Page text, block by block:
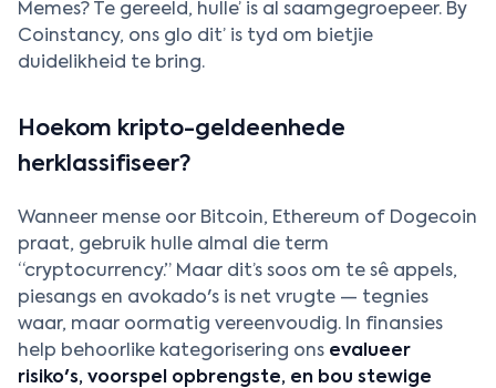
Memes? Te gereeld, hulle’ is al saamgegroepeer. By
Coinstancy, ons glo dit’ is tyd om bietjie
duidelikheid te bring.
Hoekom kripto-geldeenhede
herklassifiseer?
Wanneer mense oor Bitcoin, Ethereum of Dogecoin
praat, gebruik hulle almal die term
“cryptocurrency.” Maar dit’s soos om te sê appels,
piesangs en avokado's is net vrugte — tegnies
waar, maar oormatig vereenvoudig. In finansies
help behoorlike kategorisering ons evalueer
risiko's, voorspel opbrengste, en bou stewige